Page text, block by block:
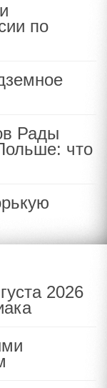
по
Рады
что
2026